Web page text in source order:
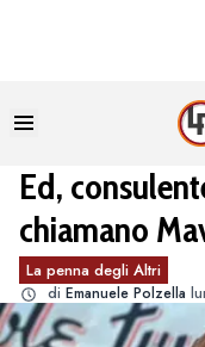
Ed,
chiamano
La penna degli Altri
di Emanuele Polzella